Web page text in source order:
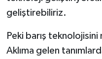
geliştirebiliriz.
Peki barış teknolojisini
Aklıma gelen